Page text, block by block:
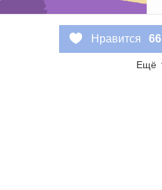
Нравится 66
Ещё